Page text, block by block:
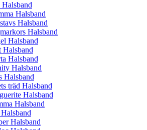
Halsband
Halsband
Halsband
Halsband
Halsband
Halsband
Halsband
Halsband
träd Halsband
Halsband
Halsband
Halsband